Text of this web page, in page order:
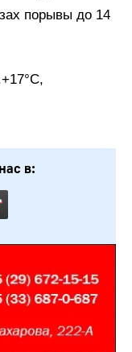
порывы до 14
в: